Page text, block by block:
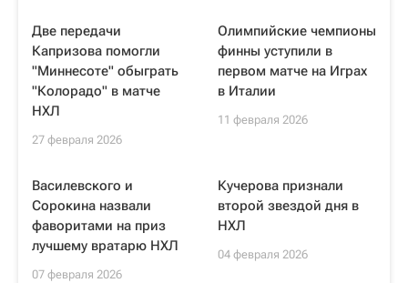
Две передачи
Капризова помогли
"Миннесоте" обыграть
"Колорадо" в матче
НХЛ
27 февраля 2026
Олимпийские чемпионы
финны уступили в
первом матче на Играх
в Италии
11 февраля 2026
Василевского и
Сорокина назвали
фаворитами на приз
лучшему вратарю НХЛ
07 февраля 2026
Кучерова признали
второй звездой дня в
НХЛ
04 февраля 2026